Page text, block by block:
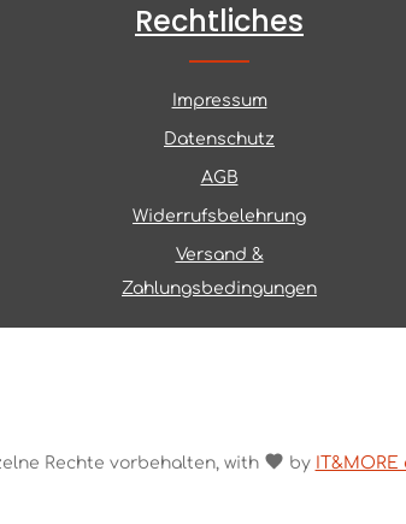
Rechtliches
Impressum
Datenschutz
AGB
Widerrufsbelehrung
Versand &
Zahlungsbedingungen
Rechte vorbehalten, with by IT&MORE